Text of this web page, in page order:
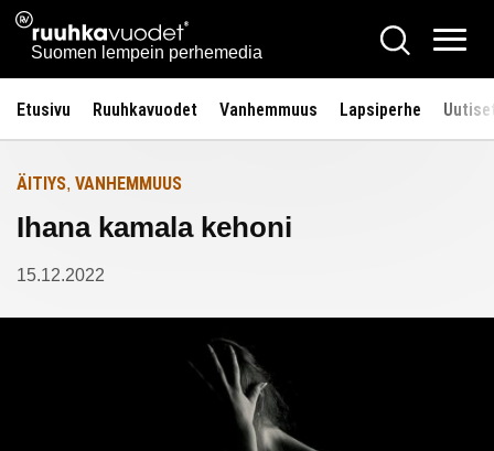
Siirry
sisältöön
Ruuhkavuodet.fi
Suomen lempein perhemedia
Hae
Etusivu Ruuhkavuodet Vanhemmuus Lapsiperhe
Etusivulle
ÄITIYS, VANHEMMUUS
Ihana kamala kehoni
15.12.2022